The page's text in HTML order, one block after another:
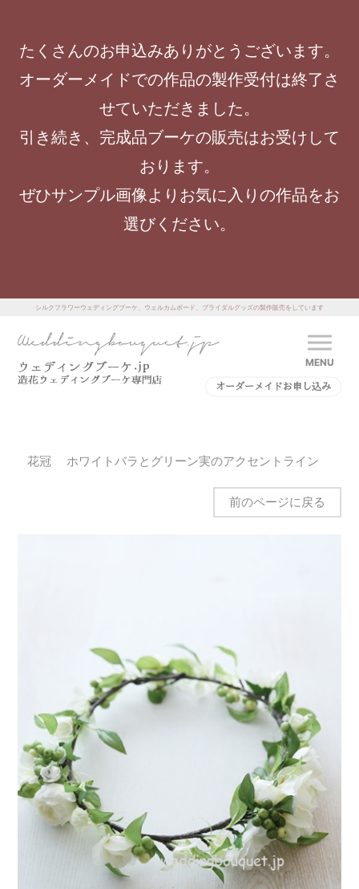
たくさんのお申込みありがとうございます。
オーダーメイドでの作品の製作受付は終了さ
せていただきました。
引き続き、完成品ブーケの販売はお受けして
おります。
ぜひサンプル画像よりお気に入りの作品をお
選びください。
シルクフラワーウェディングブーケ、ウェルカムボード、ブライダルグッズの製作販売をしています
MENU
オーダーメイドお申し込み
花冠 ホワイトバラとグリーン実のアクセントライン
前のページに戻る